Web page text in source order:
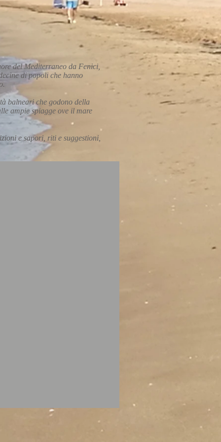
del Mediterraneo da Fenici,
di popoli che hanno
balneari che godono della
ampie spiagge ove il mare
e sapori, riti e suggestioni,